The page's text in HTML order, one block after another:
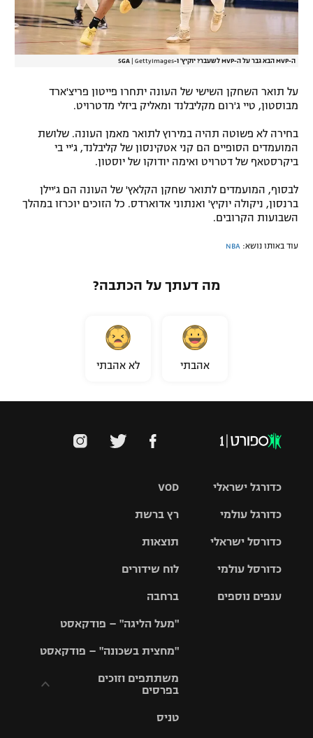
ה-MVP הבא גבר על ה-MVP לשעבר? יוקיץ' ו-SGA GettyImages
על תואר השחקן השישי של העונה יתחרו פייטון פריצ'ארד
מבוסטון, טיי ג'רום מקליבלנד ומאליק ביזלי מדטרויט.
בחירה לא פשוטה תהיה במירוץ לתואר מאמן העונה. שלושת
המועמדים הסופיים הם קני אטקינסון של קליבלנד, ג'יי בי
ביקרסטאף של דטרויט ואימה יודוקו של יוסטון.
לבסוף, המועמדים לתואר שחקן הקלאץ' של העונה הם ג'יילן
ברנסון, ניקולה יוקיץ' ואנתוני אדוארדס. כל הזוכים יוכרזו במהלך
השבועות הקרובים.
עוד באותו נושא: NBA
מה דעתך על הכתבה?
אהבתי לא אהבתי
VOD
רץ ברשת
תוצאות
לוח שידורים
ברחבה
"מעל הליגה" – פודקאסט
"מחצית בשכונה" – פודקאסט
משתתפים וזוכים
בפרסים
טניס
כדורגל ישראלי
גביע הטוטו
כדורגל עולמי
האלופות
ליגה
כדורסל ישראלי
סל
כדורסל עולמי
ענפים נוספים